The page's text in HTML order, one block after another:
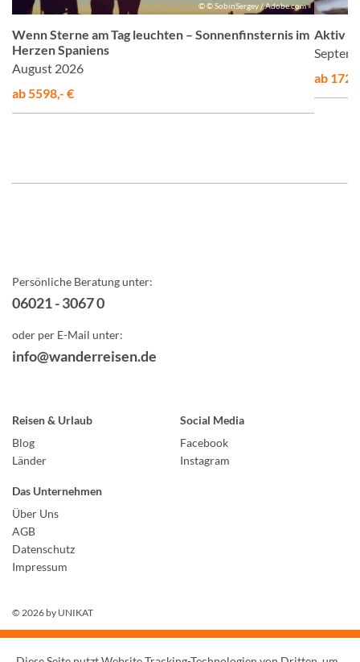
© © SobinSergey / Adobe.com
Wenn Sterne am Tag leuchten – Sonnenfinsternis im
Herzen Spaniens
August 2026
ab 5598,- €
Aktiv &
ab
Persönliche Beratung unter:
06021 - 3067 0
oder per E-Mail unter:
info@wanderreisen.de
Reisen & Urlaub
Blog
Länder
Social Media
Facebook
Instagram
Das Unternehmen
Über Uns
AGB
Datenschutz
Impressum
© 2026 by UNIKAT